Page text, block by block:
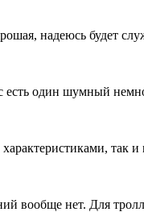
надеюсь будет
есть один шумный
так и
вообще нет. Для